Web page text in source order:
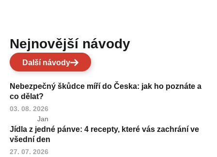
Nejnovější návody
Další návody
Nebezpečný škůdce míří do Česka: jak ho poznáte a
co dělat?
03. 08. 2026
Jan
Jídla z jedné pánve: 4 recepty, které vás zachrání ve
všední den
27. 07. 2026